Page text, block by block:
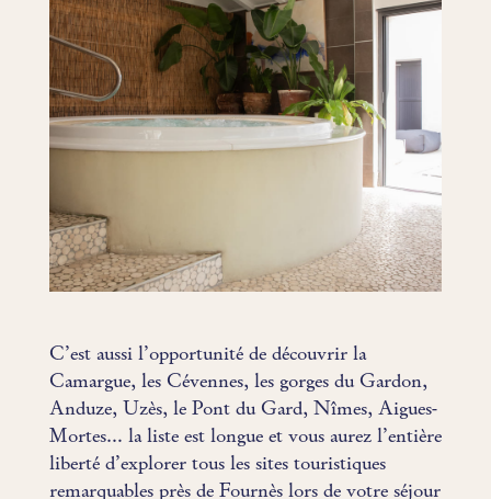
C’est aussi l’opportunité de découvrir la
Camargue, les Cévennes, les gorges du Gardon,
Anduze, Uzès, le Pont du Gard, Nîmes, Aigues-
Mortes… la liste est longue et vous aurez l’entière
liberté d’explorer tous les sites touristiques
remarquables près de Fournès lors de votre séjour